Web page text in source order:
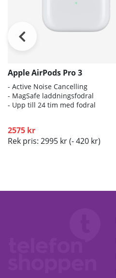
Apple AirPods Pro 3
- Active Noise Cancelling
- MagSafe laddningsfodral
- Upp till 24 tim med fodral
2575 kr
Rek pris: 2995 kr(- 420 kr)